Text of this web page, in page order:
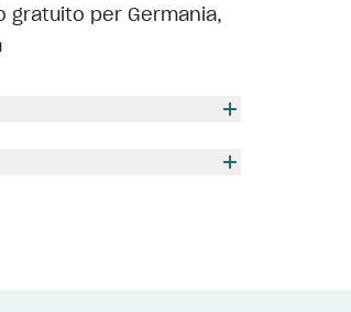
gratuito per Germania,